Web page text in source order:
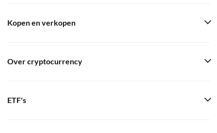
Kopen en verkopen
Over cryptocurrency
ETF's